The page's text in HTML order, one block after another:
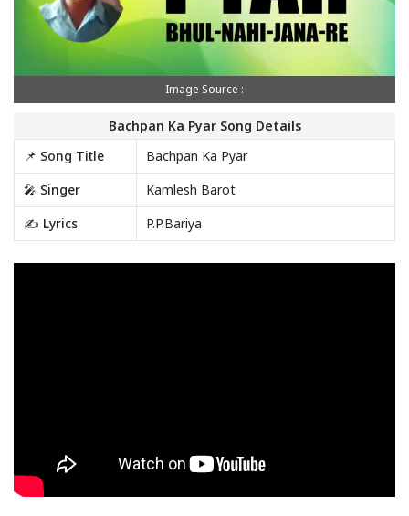
Image Source :
Bachpan Ka Pyar Song Details
📌 Song Title
Bachpan Ka Pyar
🎤 Singer
Kamlesh Barot
✍️ Lyrics
P.P.Bariya